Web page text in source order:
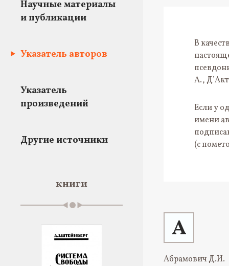
Научные материалы
и публикации
Указатель авторов
Указатель
произведений
Другие источники
книги
В
А.,
Если у
имени
(с
А
Абрамович Д.И.